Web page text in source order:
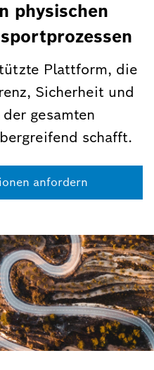
physischen
Plattform, die
Sicherheit und
gesamten
schafft.
anfordern